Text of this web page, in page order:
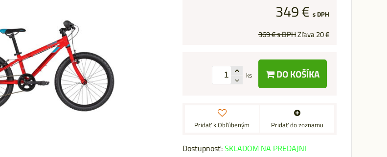
349 € s DPH
369 €s DPHZľava20 €
ks DO KOŠÍKA
Pridať k Obľúbeným Pridať do zoznamu
Dostupnosť:SKLADOM NA PREDAJNI